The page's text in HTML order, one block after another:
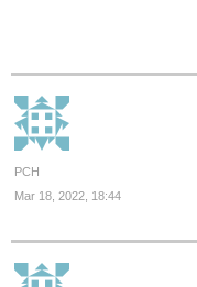
PCH
Mar 18, 2022, 18:44